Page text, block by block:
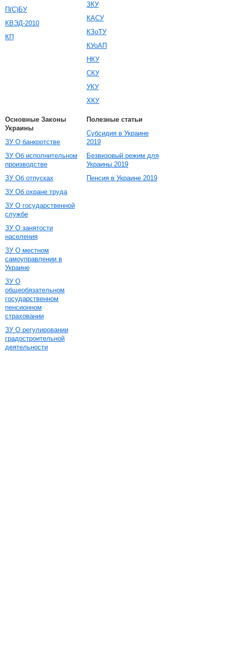
П(С)БУ
КВЭД-2010
КП
ЗКУ
КАСУ
КЗоТУ
КУоАП
НКУ
СКУ
УКУ
ХКУ
Основные Законы
Украины
ЗУ О банкротстве
ЗУ Об исполнительном
производстве
ЗУ Об отпусках
ЗУ Об охране труда
ЗУ О государственной
службе
ЗУ О занятости
населения
ЗУ О местном
самоуправлении в
Украине
ЗУ О
общеобязательном
государственном
пенсионном
страховании
ЗУ О регулировании
градостроительной
деятельности
Полезные статьи
Субсидия в Украине
2019
Безвизовый режим для
Украины 2019
Пенсия в Украине 2019